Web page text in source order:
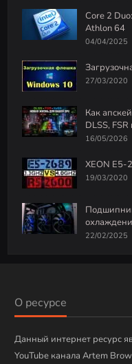
Core 2
Athlon 64
04/04/2025
27/03/2020
Как
DLSS, FSR
16/05/2026
XEON E5-
19/03/2020
22/02/2025
О ресурсе
Данный интернет ресурс
YouTube канала Artem